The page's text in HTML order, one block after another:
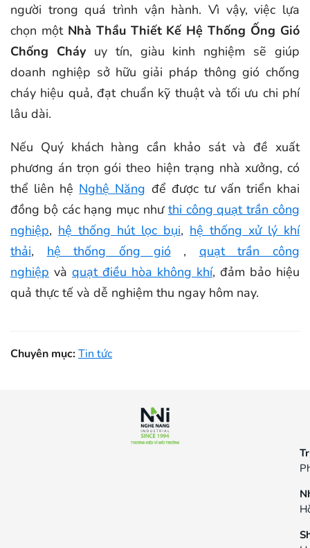
người trong quá trình vận hành. Vì vậy, việc lựa
chọn một Nhà Thầu Thiết Kế Hệ Thống Ống Gió
Chống Cháyuy tín, giàu kinh nghiệm sẽ giúp
doanh nghiệp sở hữu giải pháp thông gió chống
cháy hiệu quả, đạt chuẩn kỹ thuật và tối ưu chi phí
lâu dài.
Nếu Quý khách hàng cần khảo sát và đề xuất
phương án trọn gói theo hiện trạng nhà xưởng, có
thể liên hệ Nghệ Năng để được tư vấn triển khai
đồng bộ các hạng mục như thi công quạt trần công
nghiệp, hệ thống hút lọc bụi, hệ thống xử lý khí
thải, hệ thống ống gió, quạt trần công
nghiệp và quạt điều hòa không khí, đảm bảo hiệu
quả thực tế và dễ nghiệm thu ngay hôm nay.
Chuyên mục:Tin tức